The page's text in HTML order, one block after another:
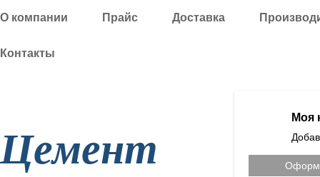
О компании Прайс Доставка
Контакты
Цемент
Моя